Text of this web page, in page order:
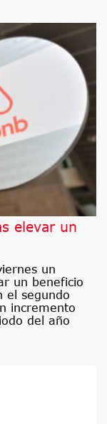
elevar un
un
un beneficio
el segundo
incremento
del año